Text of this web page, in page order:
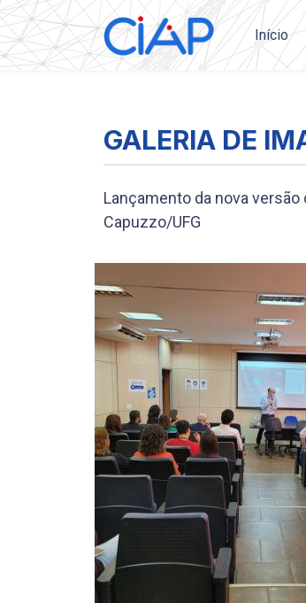
Início
GALERIA DE
Lançamento da nova versão
Capuzzo/UFG